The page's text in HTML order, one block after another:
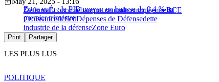
Zone euro : le PIB moyen en hausse de 0,4 % au
premier trimestre
DéfenseÉconomiebanque centrale européenneBCE
CroissancedéficitDépenses de Défensedette
industrie de la défenseZone Euro
Print Partager
LES PLUS LUS
POLITIQUE